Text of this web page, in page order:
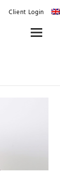
Client Login
Menu